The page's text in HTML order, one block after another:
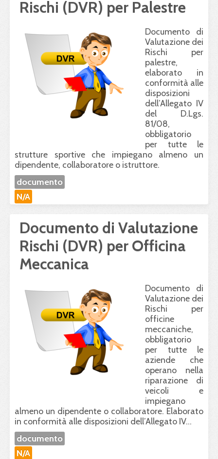
Rischi (DVR) per Palestre
Documento di
Valutazione dei
Rischi per
palestre,
elaborato in
conformità alle
disposizioni
dell’Allegato IV
del D.Lgs.
81/08,
obbligatorio
per tutte le
strutture sportive che impiegano almeno un
dipendente, collaboratore o istruttore.
documento
N/A
Documento di Valutazione
Rischi (DVR) per Officina
Meccanica
Documento di
Valutazione dei
Rischi per
officine
meccaniche,
obbligatorio
per tutte le
aziende che
operano nella
riparazione di
veicoli e
impiegano
almeno un dipendente o collaboratore. Elaborato
in conformità alle disposizioni dell’Allegato IV...
documento
N/A